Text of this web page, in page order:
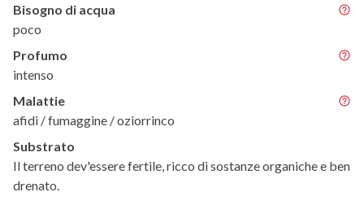
Bisogno di acqua
poco
Profumo
intenso
Malattie
afidi / fumaggine / oziorrinco
Substrato
Il terreno dev'essere fertile, ricco di sostanze organiche e ben
drenato.